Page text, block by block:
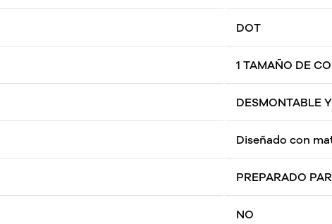
DOT
1 TAMAÑO DE
DESMONTABLE
Diseñado con
PREPARADO
NO